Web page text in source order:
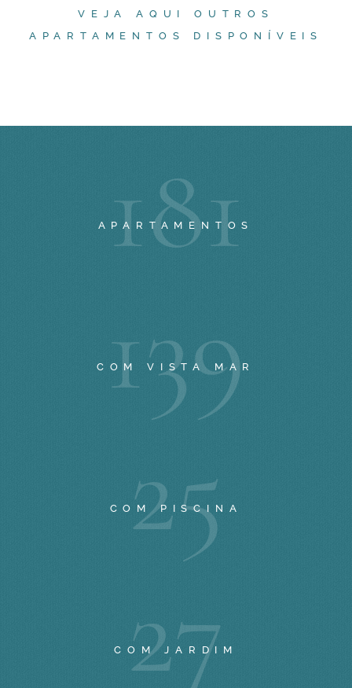
VEJA AQUI OUTROS
APARTAMENTOS DISPONÍVEIS
181
APARTAMENTOS
139
COM VISTA MAR
25
COM PISCINA
27
COM JARDIM